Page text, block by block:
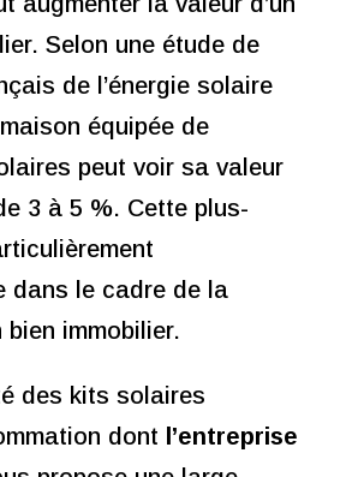
Selon une étude de
de l’énergie solaire
équipée de
peut voir sa valeur
3 à 5 %. Cette plus-
dans le cadre de la
bien immobilier.
des kits solaires
dont l’entreprise